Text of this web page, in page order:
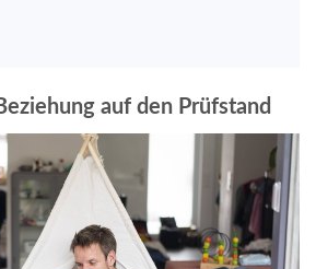
auf den Prüfstand